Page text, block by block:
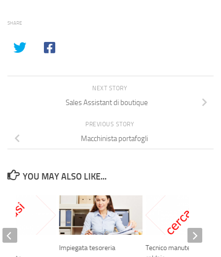
SHARE
NEXT STORY
Sales Assistant di boutique
PREVIOUS STORY
Macchinista portafogli
YOU MAY ALSO LIKE...
Impiegata tesoreria
Tecnico manutenzione